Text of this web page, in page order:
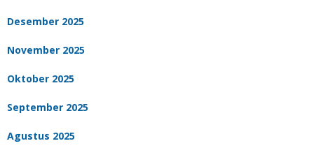
Desember 2025
November 2025
Oktober 2025
September 2025
Agustus 2025